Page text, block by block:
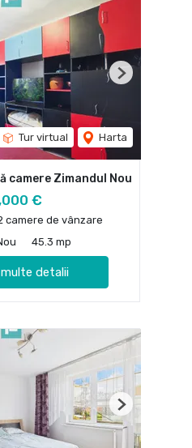
Tur virtual Harta
Next
camere Zimandul Nou
€
camere de vânzare
45.3 mp
detalii
Next